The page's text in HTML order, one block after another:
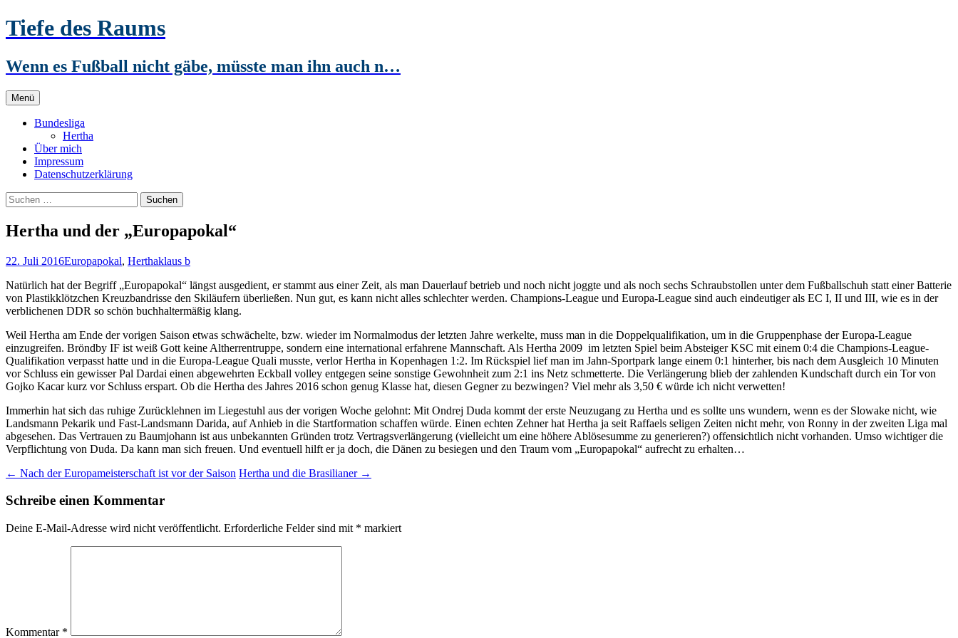
Zum
Inhalt
Tiefe des Raums
Wenn es Fußball nicht gäbe, müsste man ihn auch n…
Menü
Bundesliga
Hertha
Über mich
Impressum
Datenschutzerklärung
Suchen
nach:
Hertha und der „Europapokal“
22. Juli 2016Europapokal, Herthaklaus b
Natürlich hat der Begriff „Europapokal“ längst ausgedient, er stammt aus einer Zeit, als man Dauerlauf betrieb und noch nicht joggte und als noch sechs Schraubstollen unter dem Fußballschuh statt einer Batterie
von Plastikklötzchen Kreuzbandrisse den Skiläufern überließen. Nun gut, es kann nicht alles schlechter werden. Champions-League und Europa-League sind auch eindeutiger als EC I, II und III, wie es in der
verblichenen DDR so schön buchhaltermäßig klang.
Weil Hertha am Ende der vorigen Saison etwas schwächelte, bzw. wieder im Normalmodus der letzten Jahre werkelte, muss man in die Doppelqualifikation, um in die Gruppenphase der Europa-League
einzugreifen. Bröndby IF ist weiß Gott keine Altherrentruppe, sondern eine international erfahrene Mannschaft. Als Hertha 2009 im letzten Spiel beim Absteiger KSC mit einem 0:4 die Champions-League-
Qualifikation verpasst hatte und in die Europa-League Quali musste, verlor Hertha in Kopenhagen 1:2. Im Rückspiel lief man im Jahn-Sportpark lange einem 0:1 hinterher, bis nach dem Ausgleich 10 Minuten
vor Schluss ein gewisser Pal Dardai einen abgewehrten Eckball volley entgegen seine sonstige Gewohnheit zum 2:1 ins Netz schmetterte. Die Verlängerung blieb der zahlenden Kundschaft durch ein Tor von
Gojko Kacar kurz vor Schluss erspart. Ob die Hertha des Jahres 2016 schon genug Klasse hat, diesen Gegner zu bezwingen? Viel mehr als 3,50 € würde ich nicht verwetten!
Immerhin hat sich das ruhige Zurücklehnen im Liegestuhl aus der vorigen Woche gelohnt: Mit Ondrej Duda kommt der erste Neuzugang zu Hertha und es sollte uns wundern, wenn es der Slowake nicht, wie
Landsmann Pekarik und Fast-Landsmann Darida, auf Anhieb in die Startformation schaffen würde. Einen echten Zehner hat Hertha ja seit Raffaels seligen Zeiten nicht mehr, von Ronny in der zweiten Liga mal
abgesehen. Das Vertrauen zu Baumjohann ist aus unbekannten Gründen trotz Vertragsverlängerung (vielleicht um eine höhere Ablösesumme zu generieren?) offensichtlich nicht vorhanden. Umso wichtiger die
Verpflichtung von Duda. Da kann man sich freuen. Und eventuell hilft er ja doch, die Dänen zu besiegen und den Traum vom „Europapokal“ aufrecht zu erhalten…
Beitragsnavigation
← Nach der Europameisterschaft ist vor der Saison Hertha und die Brasilianer →
Schreibe einen Kommentar
Deine E-Mail-Adresse wird nicht veröffentlicht. Erforderliche Felder sind mit * markiert
Kommentar *